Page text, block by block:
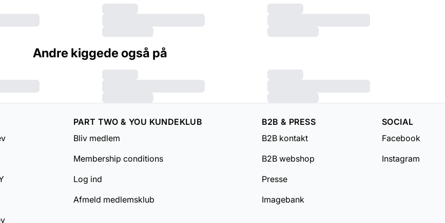
Andre kiggede også på
PART TWO & YOU KUNDEKLUB
Bliv medlem
Membership conditions
Log ind
Afmeld medlemsklub
B2B & PRESS
B2B kontakt
B2B webshop
Presse
Imagebank
SOCIAL
Facebook
Instagram